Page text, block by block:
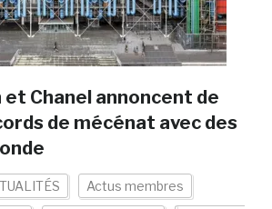
Chanel annoncent de
de mécénat avec des
Actus membres